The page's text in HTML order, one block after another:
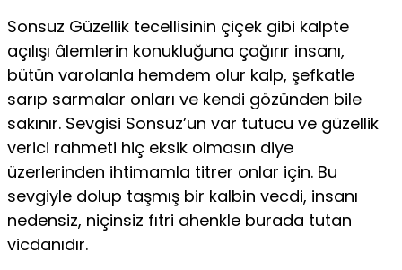
Sonsuz Güzellik tecellisinin çiçek gibi kalpte
açılışı âlemlerin konukluğuna çağırır insanı,
bütün varolanla hemdem olur kalp, şefkatle
sarıp sarmalar onları ve kendi gözünden bile
sakınır. Sevgisi Sonsuz’un var tutucu ve güzellik
verici rahmeti hiç eksik olmasın diye
üzerlerinden ihtimamla titrer onlar için. Bu
sevgiyle dolup taşmış bir kalbin vecdi, insanı
nedensiz, niçinsiz fıtri ahenkle burada tutan
vicdanıdır.